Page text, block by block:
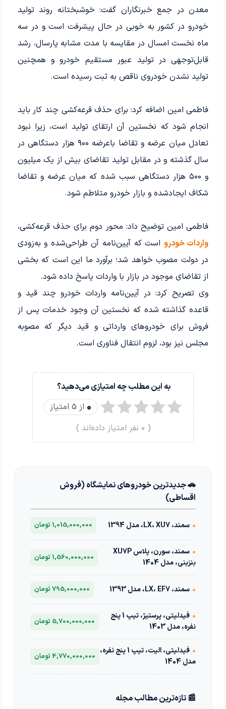
معدن در جمع خبرنگاران گفت: خوشبختانه روند تولید
خودرو در کشور به خوبی در حال پیشرفت است و در سه
ماه نخست امسال در مقایسه با مدت مشابه پارسال، رشد
قابل‌توجهی در تولید عبور مستقیم خودرو و همچنین
تولید نشدن خودروی ناقص به ثبت رسیده است.
فاطمی امین اضافه کرد: برای حذف قرعه‌کشی چند کار باید
انجام شود که نخستین آن ارتقای تولید است، زیرا نبود
تعادل میان عرضه و تقاضا باعرضه ۹۰۰ هزار دستگاهی در
سال گذشته و در مقابل تولید تقاضای بیش از یک میلیون
و ۵۰۰ هزار دستگاهی سبب شده که میان عرضه و تقاضا
شکاف ایجادشده و بازار خودرو متلاطم شود.
فاطمی امین توضیح داد: محور دوم برای حذف قرعه‌کشی،
واردات خودرو است که آیین‌نامه آن طراحی‌شده و به‌زودی
در دولت مصوب خواهد شد؛ برآورد ما این است که بخشی
از تقاضای موجود در بازار با واردات پاسخ داده شود.
وی تصریح کرد: در آیین‌نامه واردات خودرو چند قید و
قاعده گذاشته شده که نخستین آن وجود خدمات پس از
فروش برای خودرو‌های وارداتی و قید دیگر که مصوبه
مجلس نیز بود، لزوم انتقال فناوری است.
به این مطلب چه امتیازی می‌دهید؟
0 از 5 امتیاز
(
0 نفر امتیاز داده‌اند )
🚗 جدیدترین خودروهای نمایشگاه (فروش
اقساطی)
• سمند، LX، XU7، مدل 1394 1,015,000,000 تومان
•
سمند، سورن، پلاس XU7P
بنزینی، مدل 1404
1,560,000,000 تومان
• سمند، LX، EF7، مدل 1393 795,000,000 تومان
•
فیدلیتی، پرستیژ، تیپ 1 پنج
نفره، مدل 1403
5,700,000,000 تومان
•
فیدلیتی، الیت، تیپ 1 پنج نفره،
مدل 1404
4,770,000,000 تومان
📰 تازه‌ترین مطالب مجله